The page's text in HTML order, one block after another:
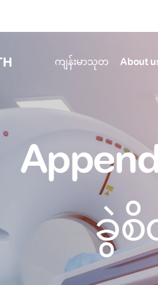
ကျန်းမာသုတ
articles
Conditions
About
commitment to transforming
care for your health and well-
Diagnostics
Fertility care
care for your health and well-
specialty care near you
in one place
ခွဲ